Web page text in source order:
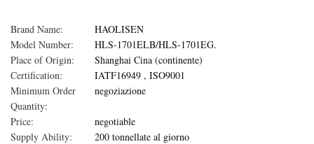
Brand Name:
HAOLISEN
Model Number:
HLS-1701ELB/HLS-1701EG.
Place of Origin:
Shanghai Cina (continente)
Certification:
IATF16949 , ISO9001
Minimum Order
Quantity:
negoziazione
Price:
negotiable
Supply Ability:
200 tonnellate al giorno